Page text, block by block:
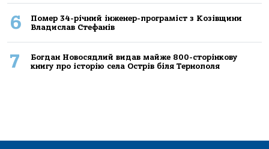
6
Помер 34-річний інженер-програміст з Козівщини
Владислав Стефанів
7
Богдан Новосядлий видав майже 800-сторінкову
книгу про історію села Острів біля Тернополя